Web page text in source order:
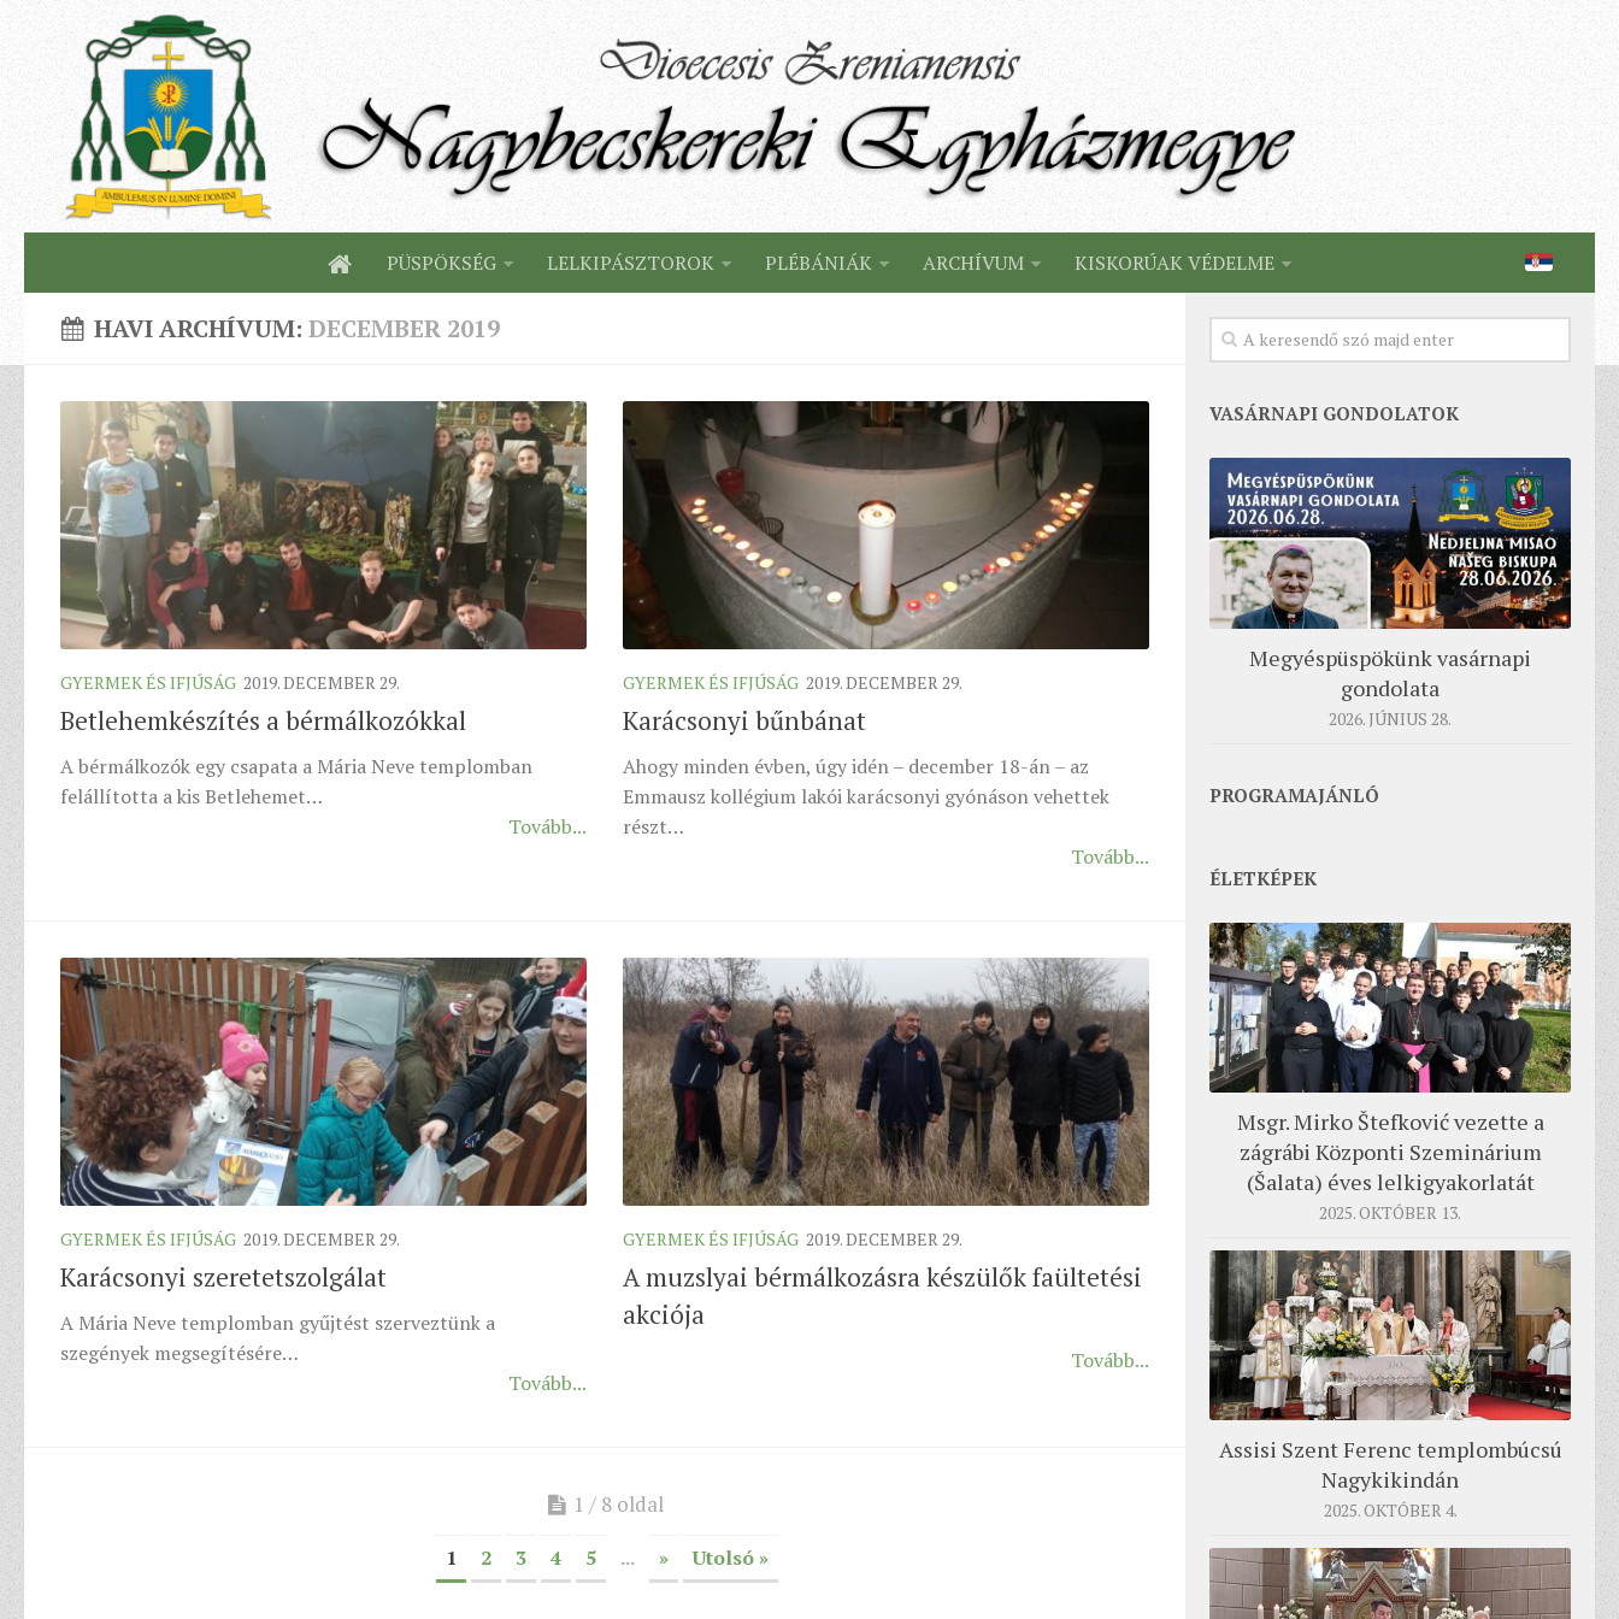
PÜSPÖKSÉG LELKIPÁSZTOROK PLÉBÁNIÁK ARCHÍVUM KISKORÚAK VÉDELME
HAVI ARCHÍVUM: DECEMBER 2019
GYERMEK ÉS IFJÚSÁG 2019. DECEMBER 29.
Betlehemkészítés a bérmálkozókkal
A bérmálkozók egy csapata a Mária Neve templomban
felállította a kis Betlehemet…
Tovább...
GYERMEK ÉS IFJÚSÁG 2019. DECEMBER 29.
Karácsonyi bűnbánat
Ahogy minden évben, úgy idén – december 18-án – az
Emmausz kollégium lakói karácsonyi gyónáson vehettek
részt…
Tovább...
GYERMEK ÉS IFJÚSÁG 2019. DECEMBER 29.
Karácsonyi szeretetszolgálat
A Mária Neve templomban gyűjtést szerveztünk a
szegények megsegítésére…
Tovább...
GYERMEK ÉS IFJÚSÁG 2019. DECEMBER 29.
A muzslyai bérmálkozásra készülők faültetési
akciója
Tovább...
1 / 8 oldal
1 2 3 4 5 ... » Utolsó »
VASÁRNAPI GONDOLATOK
Megyéspüspökünk vasárnapi
gondolata
2026. JÚNIUS 28.
PROGRAMAJÁNLÓ
ÉLETKÉPEK
Msgr. Mirko Štefković vezette a
zágrábi Központi Szeminárium
(Šalata) éves lelkigyakorlatát
2025. OKTÓBER 13.
Assisi Szent Ferenc templombúcsú
Nagykikindán
2025. OKTÓBER 4.